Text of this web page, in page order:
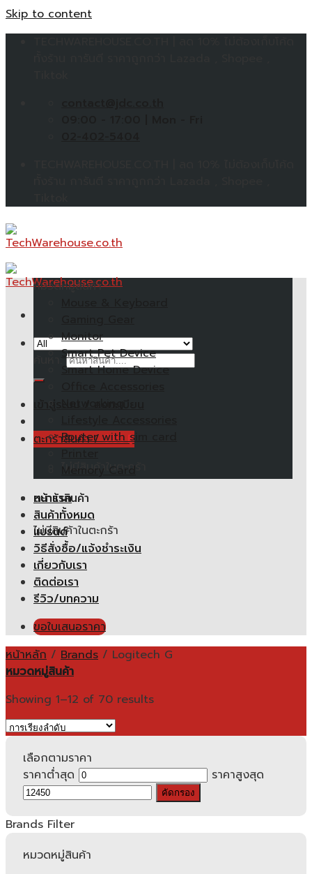
Skip to content
ตะกร้าสินค้า /0.00฿
ไม่มีสินค้าในตะกร้า
ตะกร้าสินค้า
ไม่มีสินค้าในตะกร้า
หมวดหมู่สินค้า
Monitor
Smart Pet Device
Smart Home Device
Router with sim card
Memory Card
หน้าแรก
สินค้าทั้งหมด
แบรนด์
วิธีสั่งซื้อ/แจ้งชำระเงิน
เกี่ยวกับเรา
ติดต่อเรา
รีวิว/บทความ
ขอใบเสนอราคา
หน้าหลัก / Brands / Logitech G
หมวดหมู่สินค้า
Showing 1–12 of 70 results
เลือกตามราคา
ราคาต่ำสุด
ราคาสูงสุด
คัดกรอง
Brands Filter
หมวดหมู่สินค้า